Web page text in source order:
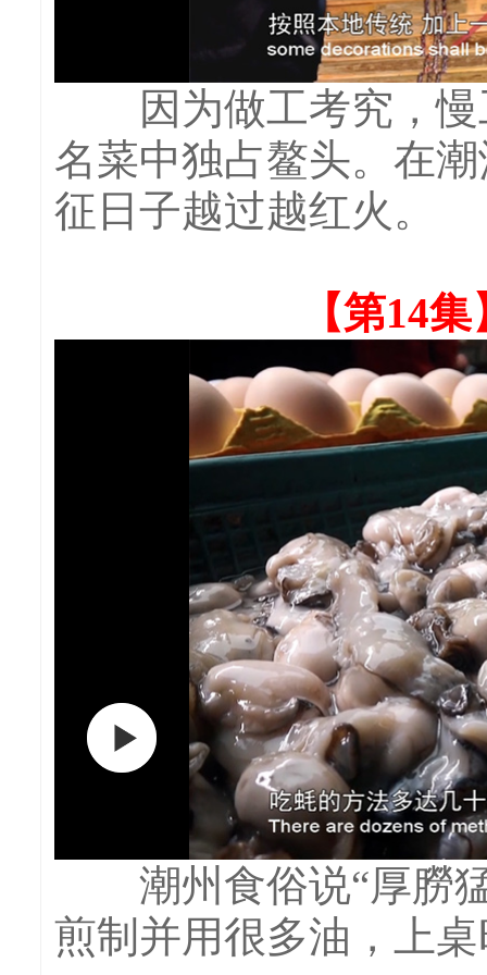
因为做工考究，慢
名菜中独占鳌头。在
征日子越过越红火。
【第14
潮州食俗说“厚朥猛
煎制并用很多油，上